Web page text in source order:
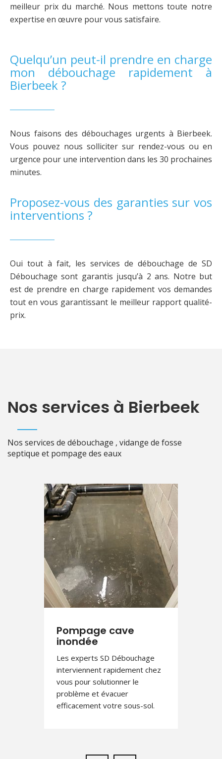
meilleur prix du marché. Nous mettons toute notre
expertise en œuvre pour vous satisfaire.
Quelqu’un peut-il prendre en charge
mon débouchage rapidement à
Bierbeek ?
Nous faisons des débouchages urgents à Bierbeek.
Vous pouvez nous solliciter sur rendez-vous ou en
urgence pour une intervention dans les 30 prochaines
minutes.
Proposez-vous des garanties sur vos
interventions ?
Oui tout à fait, les services de débouchage de SD
Débouchage sont garantis jusqu’à 2 ans. Notre but
est de prendre en charge rapidement vos demandes
tout en vous garantissant le meilleur rapport qualité-
prix.
Nos services à Bierbeek
Nos services de débouchage , vidange de fosse
septique et pompage des eaux
Pompage cave
inondée
Les experts SD Débouchage
interviennent rapidement chez
vous pour solutionner le
problème et évacuer
efficacement votre sous-sol.